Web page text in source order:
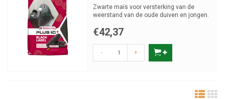
Zwarte maïs voor versterking van de
weerstand van de oude duiven en jongen.
€42,37
- +